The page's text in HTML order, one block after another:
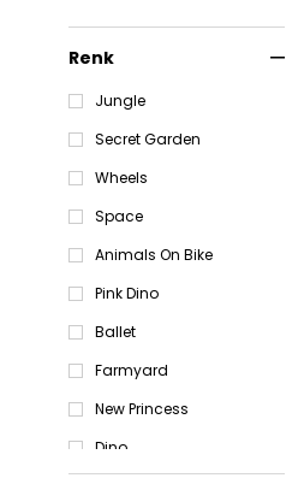
Renk
Jungle
Secret Garden
Wheels
Space
Animals On Bike
Pink Dino
Ballet
Farmyard
New Princess
Dino